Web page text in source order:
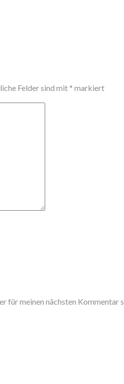
Felder sind mit * markiert
für meinen nächsten Kommentar